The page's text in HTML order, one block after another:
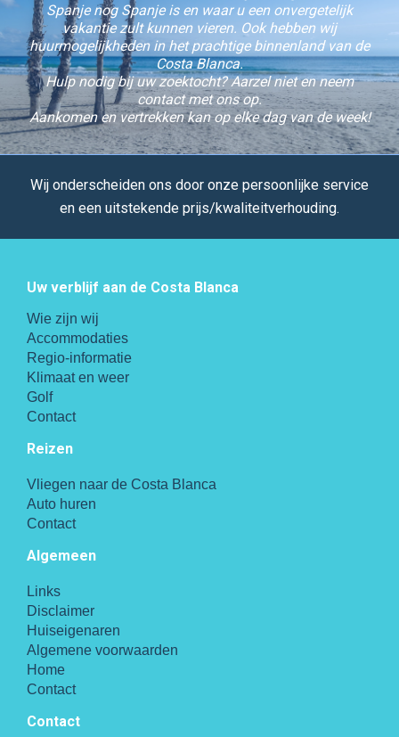
Spanje nog Spanje is en waar u een onvergetelijk
vakantie zult kunnen vieren. Ook hebben wij
huurmogelijkheden in het prachtige binnenland van de
Costa Blanca.
Hulp nodig bij uw zoektocht? Aarzel niet en neem
contact met ons op.
Aankomen en vertrekken kan op elke dag van de week!
Wij onderscheiden ons door onze persoonlijke service
en een uitstekende prijs/kwaliteitverhouding.
Uw verblijf aan de Costa Blanca
Wie zijn wij
Accommodaties
Regio-informatie
Klimaat en weer
Golf
Contact
Reizen
Vliegen naar de Costa Blanca
Auto huren
Contact
Algemeen
Links
Disclaimer
Huiseigenaren
Algemene voorwaarden
Home
Contact
Contact